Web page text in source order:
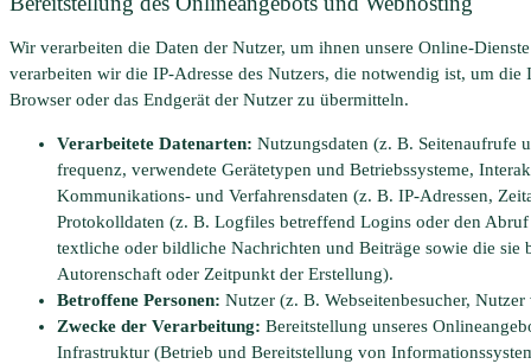
Wir verarbeiten die Daten der Nutzer, um ihnen unsere Online-
verarbeiten wir die IP-Adresse des Nutzers, die notwendig ist, um
Browser oder das Endgerät der Nutzer zu übermitteln.
Verarbeitete Datenarten: Nutzungsdaten (z. B. Seitenaufrufe
frequenz, verwendete Gerätetypen und Betriebssysteme,
Kommunikations- und Verfahrensdaten (z. B. IP-Adressen,
Protokolldaten (z. B. Logfiles betreffend Logins oder den
textliche oder bildliche Nachrichten und Beiträge sowie die
Autorenschaft oder Zeitpunkt der Erstellung).
Betroffene Personen: Nutzer (z. B. Webseitenbesucher,
Zwecke der Verarbeitung: Bereitstellung unseres
Infrastruktur (Betrieb und Bereitstellung von